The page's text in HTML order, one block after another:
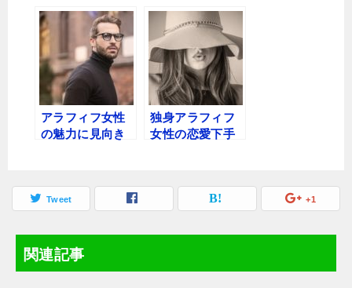
年下男性〜どん
なアラフィフ が
恋愛対象なの？
性には同世代〜
アラフィフ同士
って難しい？
アラフィフ女性
の魅力に見向き
独身アラフィフ
女性の恋愛下手
Tweet +1
関連記事